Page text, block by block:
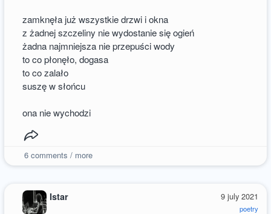
zamknęła już wszystkie drzwi i okna
z żadnej szczeliny nie wydostanie się ogień
żadna najmniejsza nie przepuści wody
to co płonęło, dogasa
to co zalało
suszę w słońcu
ona nie wychodzi
6comments / more
9 july 2021
poetry
Istar